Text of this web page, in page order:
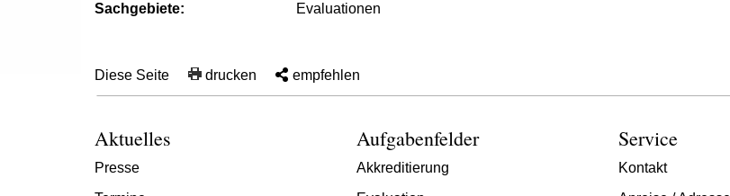
Sachgebiete:
Evaluationen
Diese Seite drucken empfehlen
Aktuelles
Presse
Aufgabenfelder
Akkreditierung
Service
Kontakt